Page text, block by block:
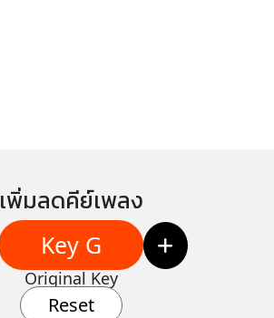
เพิ่มลดคีย์เพลง
Key G
Original Key
Reset